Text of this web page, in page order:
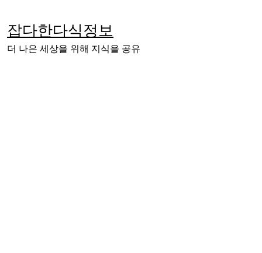
content
잡다한다식정보
더 나은 세상을 위해 지식을 공유